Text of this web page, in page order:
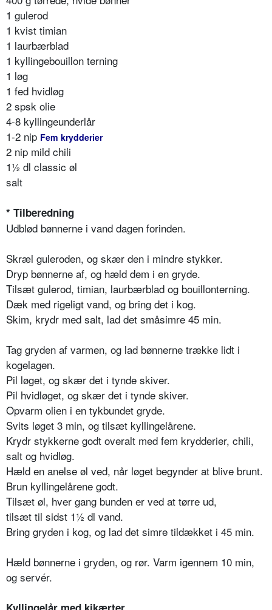
1 gulerod
1 kvist timian
1 laurbærblad
1 kyllingebouillon terning
1 løg
1 fed hvidløg
2 spsk olie
4-8 kyllingeunderlår
1-2 nip Fem krydderier
2 nip mild chili
1½ dl classic øl
salt
* Tilberedning
Udblød bønnerne i vand dagen forinden.
Skræl guleroden, og skær den i mindre stykker.
Dryp bønnerne af, og hæld dem i en gryde.
Tilsæt gulerod, timian, laurbærblad og bouillonterning.
Dæk med rigeligt vand, og bring det i kog.
Skim, krydr med salt, lad det småsimre 45 min.
Tag gryden af varmen, og lad bønnerne trække lidt i
kogelagen.
Pil løget, og skær det i tynde skiver.
Pil hvidløget, og skær det i tynde skiver.
Opvarm olien i en tykbundet gryde.
Svits løget 3 min, og tilsæt kyllingelårene.
Krydr stykkerne godt overalt med fem krydderier, chili,
salt og hvidløg.
Hæld en anelse øl ved, når løget begynder at blive brunt.
Brun kyllingelårene godt.
Tilsæt øl, hver gang bunden er ved at tørre ud,
tilsæt til sidst 1½ dl vand.
Bring gryden i kog, og lad det simre tildækket i 45 min.
Hæld bønnerne i gryden, og rør. Varm igennem 10 min,
og servér.